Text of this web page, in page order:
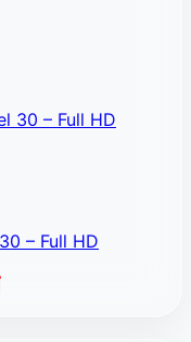
– Full HD
Giá